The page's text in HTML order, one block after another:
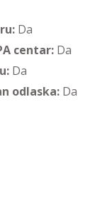
Da
centar: Da
Da
odlaska: Da